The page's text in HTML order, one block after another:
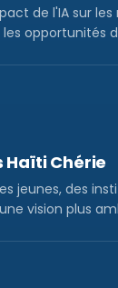
de l'IA sur les
opportunités
Haïti Chérie
jeunes, des
vision plus